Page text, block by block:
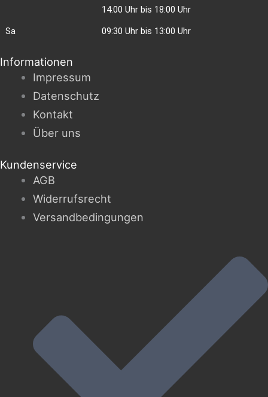
14:00 Uhr bis 18:00 Uhr
Sa 09:30 Uhr bis 13:00 Uhr
Informationen
Impressum
Datenschutz
Kontakt
Über uns
Kundenservice
AGB
Widerrufsrecht
Versandbedingungen